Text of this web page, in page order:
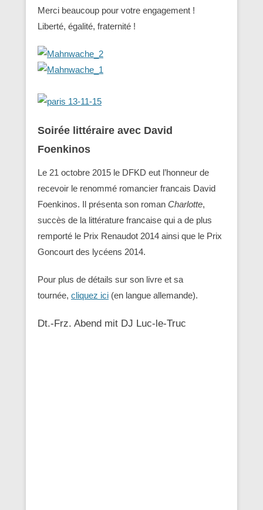
Merci beaucoup pour votre engagement !
Liberté, égalité, fraternité !
Soirée littéraire avec David
Foenkinos
Le 21 octobre 2015 le DFKD eut l’honneur de
recevoir le renommé romancier francais David
Foenkinos. Il présenta son roman Charlotte,
succès de la littérature francaise qui a de plus
remporté le Prix Renaudot 2014 ainsi que le Prix
Goncourt des lycéens 2014.
Pour plus de détails sur son livre et sa
tournée, cliquez ici (en langue allemande).
Dt.-Frz. Abend mit DJ Luc-le-Truc